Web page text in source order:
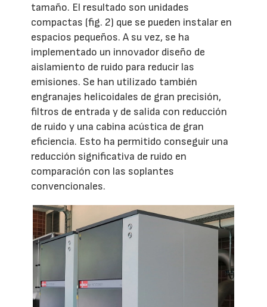
tamaño. El resultado son unidades
compactas (fig. 2) que se pueden instalar en
espacios pequeños. A su vez, se ha
implementado un innovador diseño de
aislamiento de ruido para reducir las
emisiones. Se han utilizado también
engranajes helicoidales de gran precisión,
filtros de entrada y de salida con reducción
de ruido y una cabina acústica de gran
eficiencia. Esto ha permitido conseguir una
reducción significativa de ruido en
comparación con las soplantes
convencionales.